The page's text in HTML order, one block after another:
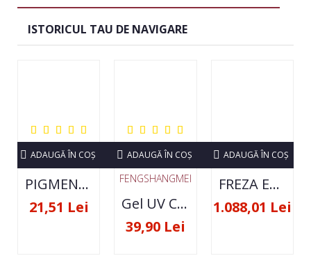
ISTORICUL TAU DE NAVIGARE
PIGMENT NEON SET 12 CULORI
21,51 Lei
ADAUGĂ ÎN COŞ
FENGSHANGMEI
Gel UV Constructie FSM 50ML - 07
39,90 Lei
ADAUGĂ ÎN COŞ
FREZA ELECTRICA STRONG 210 35000 RPM- ORIGINALA
1.088,01 Lei
ADAUGĂ ÎN COŞ